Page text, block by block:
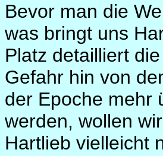
Bevor man die
was bringt uns
Platz detailliert
Gefahr hin von
der Epoche mehr
werden, wollen
Hartlieb vielleicht